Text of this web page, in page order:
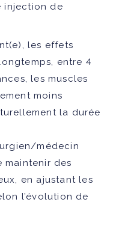
injection de
les effets
entre 4
les muscles
moins
la durée
médecin
maintenir des
en ajustant les
l’évolution de